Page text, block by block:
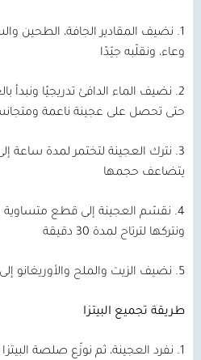
1. نضيف المقادير الجافة، الطحين
وعاء، ونقلّبه جيّدًا
حتى تحصل على عجينة ناعمة
3. نترك العجينة لتختمر لمدة
يتضاعف حجمها
ونتركها لترتاح لمدة 30 دقيقة
5. نضيف الزيت والملح والأوريغانو إلى البندورة المقطعة
طريقة تجميع البيتزا
1. نفرد العجينة، ثم نوزّع صلصة البيتزا وجبنة الموزاريلا فوقها